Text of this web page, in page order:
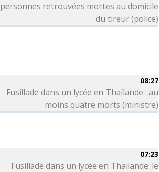
personnes retrouvées mortes au domicile
du tireur (police)
08:27
Fusillade dans un lycée en Thaïlande : au
moins quatre morts (ministre)
07:23
Fusillade dans un lycée en Thaïlande: le